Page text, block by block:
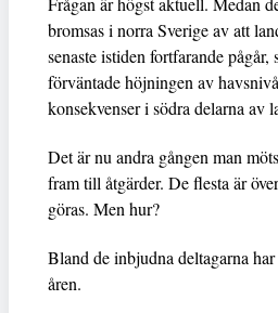
bromsas i norra Sverige av att
senaste istiden fortfarande pågår,
förväntade höjningen av
konsekvenser i södra delarna av
Det är nu andra gången man
fram till åtgärder. De flesta är
göras. Men hur?
Bland de inbjudna deltagarna
åren.